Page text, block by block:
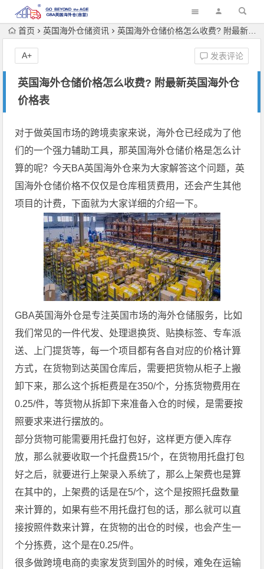
首页 英国海外仓储资讯 英国海外仓储价格怎么收费? 附最新英国海外仓价格表
英国海外仓储价格怎么收费? 附最新英国海外仓
价格表
发表评论
A+
对于做英国市场的跨境卖家来说，海外仓已经成为了他
们的一个强力辅助工具，那英国海外仓储价格是怎么计
算的呢？今天BA英国海外仓来为大家解答这个问题，英
国海外仓储价格不仅仅是仓库租赁费用，还会产生其他
项目的计费，下面就为大家详细的介绍一下。
GBA英国海外仓是专注英国市场的海外仓储服务，比如
我们常见的一件代发、处理退换货、贴换标签、专车派
送、上门提货等，每一个项目都有各自对应的价格计算
方式，在货物到达英国仓库后，需要把货物从柜子上搬
卸下来，那么这个拆柜费是在350/个，分拣货物费用在
0.25/件，等货物从拆卸下来准备入仓的时候，是需要按
照要求来进行摆放的。
部分货物可能需要用托盘打包好，这样更方便入库存
放，那么就要收取一个托盘费15/个，在货物用托盘打包
好之后，就要进行上架录入系统了，那么上架费也是算
在其中的，上架费的话是在5/个，这个是按照托盘数量
来计算的，如果有些不用托盘打包的话，那么就可以直
接按照件数来计算，在货物的出仓的时候，也会产生一
个分拣费，这个是在0.25/件。
很多做跨境电商的卖家发货到国外的时候，难免在运输